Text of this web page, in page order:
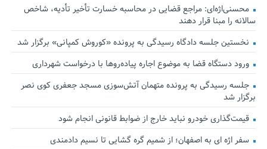
محسنی‌اژه‌ای: مراجع قضایی در محاسبه خسارت تأخیر تأدیه، شاخص
سالانه را مبنا قرار دهند
نخستین جلسه دادگاه رسیدگی به پرونده «کوروش کمپانی» برگزار شد
ورود دستگاه قضا به موضوع اجاره پیاده‌روها با درخواست شهرداری
جلسه رسیدگی به پرونده متهمان آتش‌سوزی مسجد جعفری کوی نصر
برگزار شد
قیمت‌گذاری خودرو نباید خارج از ضوابط قانونی انجام شود
سفر اژه ای به اصفهان؛ از شمیم گره گشایی تا نسیم دادمندی